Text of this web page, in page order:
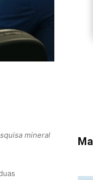
mineral